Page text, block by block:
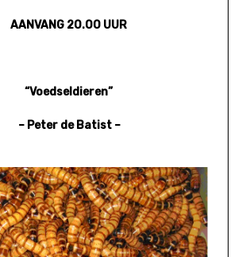
AANVANG 20.00 UUR
“Voedseldieren”
– Peter de Batist –